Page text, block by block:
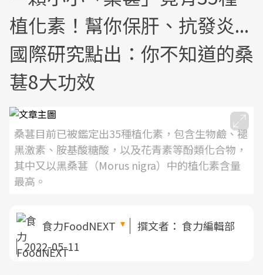
植化素！幫你保肝、抗發炎...
國際研究點出：你不知道的桑
葚8大功效
桑葚目前已被鑑定出35種植化素，包含生物鹼、褪
黑激素、胺基酸糖酸，以及花青素等酚類化合物，
其中又以黑桑葚（Morus nigra）中的植化素含量
最高。
食力FoodNEXT 撰文者： 食力編輯部
2022-05-11